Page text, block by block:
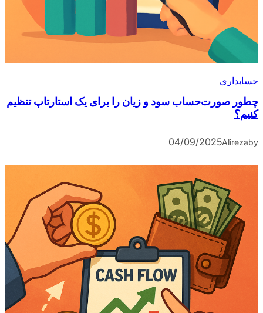
حسابداری
چطور صورت‌حساب سود و زیان را برای یک استارتاپ تنظیم
کنیم؟
by
Alireza
04/09/2025